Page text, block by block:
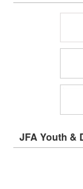
JFA Youth &